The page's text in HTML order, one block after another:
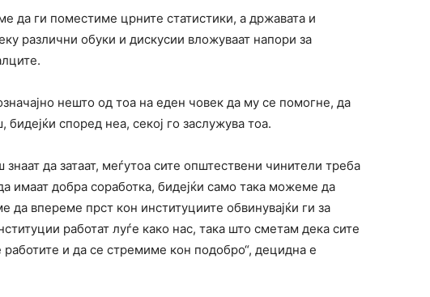
да ги поместиме црните статистики, а државата и
различни обуки и дискусии вложуваат напори за
нешто од тоа на еден човек да му се помогне, да
според неа, секој го заслужува тоа.
да затаат, меѓутоа сите општествени чинители треба
имаат добра соработка, бидејќи само така можеме да
впереме прст кон институциите обвинувајќи ги за
работат луѓе како нас, така што сметам дека сите
и да се стремиме кон подобро“, децидна е